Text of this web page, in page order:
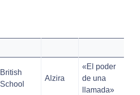
British
School
Alzira
«El poder
de una
llamada»